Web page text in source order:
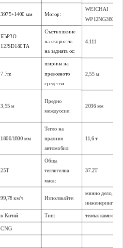
3975+1400 мм Мотор:
WEICHAI
WP12NG380E51
БЪРЗО
12JSD180TA
Съотношение
на скоростта
на задната ос:
4.111
7.7m
ширина на
превозното
средство:
2,55 м
3,55 м
Предно
междуосие:
2036 мм
1800/1800 мм
Тегло на
празния
автомобил:
11,6 т
25T
Обща
теглителна
маса:
37.2T
99,78 км/ч Използвайте:
минно дело,
инженеринг
в Китай Тип: тежък камион
CNG